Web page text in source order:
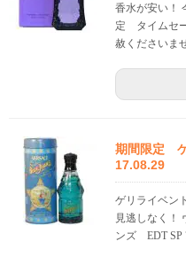
香水が安い！
定 タイムセ
赦くださいま
期間限定
17.08.29
ゲリライベン
見逃しなく
ンズ EDT SP